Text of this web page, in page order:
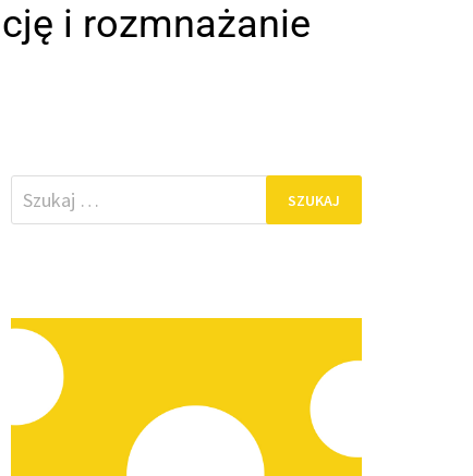
i rozmnażanie
Szukaj: